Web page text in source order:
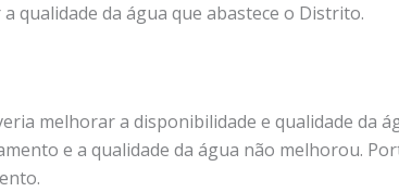
qualidade da água que abastece o Distrito.
melhorar a disponibilidade e qualidade da
e a qualidade da água não melhorou.